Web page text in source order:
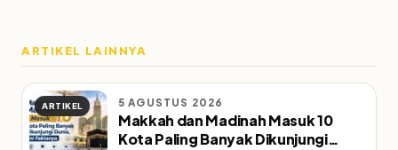
ARTIKEL LAINNYA
ARTIKEL 5 AGUSTUS 2026
Makkah dan Madinah Masuk 10
Kota Paling Banyak Dikunjungi